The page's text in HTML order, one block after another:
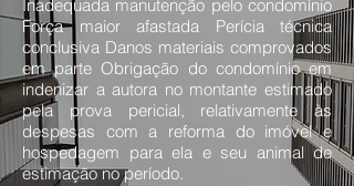
Inadequada manutenção pelo condomínio
Força maior afastada Perícia técnica
conclusiva Danos materiais comprovados
em parte Obrigação do condomínio em
indenizar a autora no montante estimado
pela prova pericial, relativamente às
despesas com a reforma do imóvel e
hospedagem para ela e seu animal de
estimação no período.